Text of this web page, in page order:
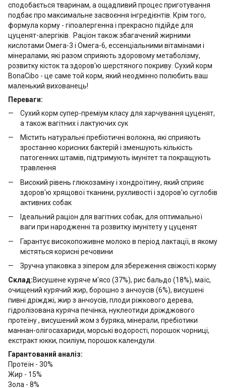
сподобається тваринам, а ощадливий процес приготування
подбає про максимальне засвоєння інгредієнтів. Крім того,
формула корму - гіпоалергенна і прекрасно підійде для
цуценят-алергіків. Раціон також збагачений жирними
кислотами Омега-3 і Омега-6, ессенціальними вітамінами і
мінералами, які разом сприяють здоровому метаболізму,
розвитку кісток та здоров'ю шерстяного покриву. Сухий корм
BonaCibo - це саме той корм, який неодмінно полюбить ваш
маленький вихованець!
Переваги:
Сухий корм супер-преміум класу для харчування цуценят,
а також вагітних і лактуючих сук
Містить натуральні пребіотичні волокна, які сприяють
зростанню корисних бактерій і зменшують кількість
патогенних штамів, підтримують імунітет та покращують
травлення
Високий рівень глюкозаміну і хондроїтину, який сприяє
здоров'ю хрящової тканини, рухливості і здоров'ю суглобів
активних собак
Ідеальний раціон для вагітних собак, для оптимальної
ваги при народженні та розвитку імунітету у цуценят
Гарантує високопоживне молоко в період лактації, в якому
містяться корисні речовини
Зручна упаковка з зіпером для збереження свіжості корму
Склад:Висушене куряче м'ясо (37%), рис бальдо (18%), маїс,
очищений курячий жир, борошно з анчоусів (6%), висушені
пивні дріжджі, жир з анчоусів, плоди ріжкового дерева,
гідролізована куряча печінка, нуклеотиди дріжджового
протеїну , висушений жом з буряка, мінерали, пребіотики
маннан-олігосахариди, морські водорості, порошок чорниці,
екстракт юкки, псиліум, порошок календули.
Гарантований аналіз:
Протеїн - 30%
Жир - 15%
Зола - 8%